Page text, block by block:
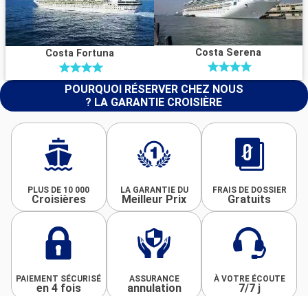
Costa Fortuna Costa Serena
POURQUOI RÉSERVER CHEZ NOUS
? LA GARANTIE CROISIÈRE
PLUS DE 10 000
Croisières
LA GARANTIE DU
Meilleur Prix
FRAIS DE DOSSIER
Gratuits
PAIEMENT SÉCURISÉ
en 4 fois
ASSURANCE
annulation
À VOTRE ÉCOUTE
7/7 j